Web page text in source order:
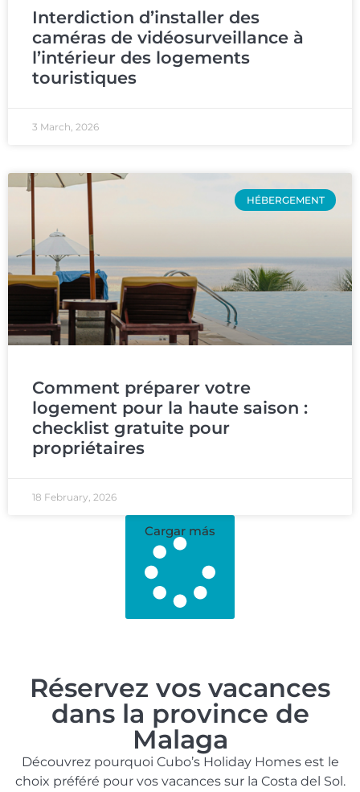
Interdiction d’installer des
caméras de vidéosurveillance à
l’intérieur des logements
touristiques
3 March, 2026
HÉBERGEMENT
Comment préparer votre
logement pour la haute saison :
checklist gratuite pour
propriétaires
18 February, 2026
Cargar más
Réservez vos vacances
dans la province de
Malaga
Découvrez pourquoi Cubo’s Holiday Homes est le
choix préféré pour vos vacances sur la Costa del Sol.